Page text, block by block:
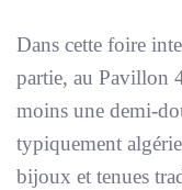
Dans cette foire
partie, au Pavillon
moins une demi-
typiquement
bijoux et tenues